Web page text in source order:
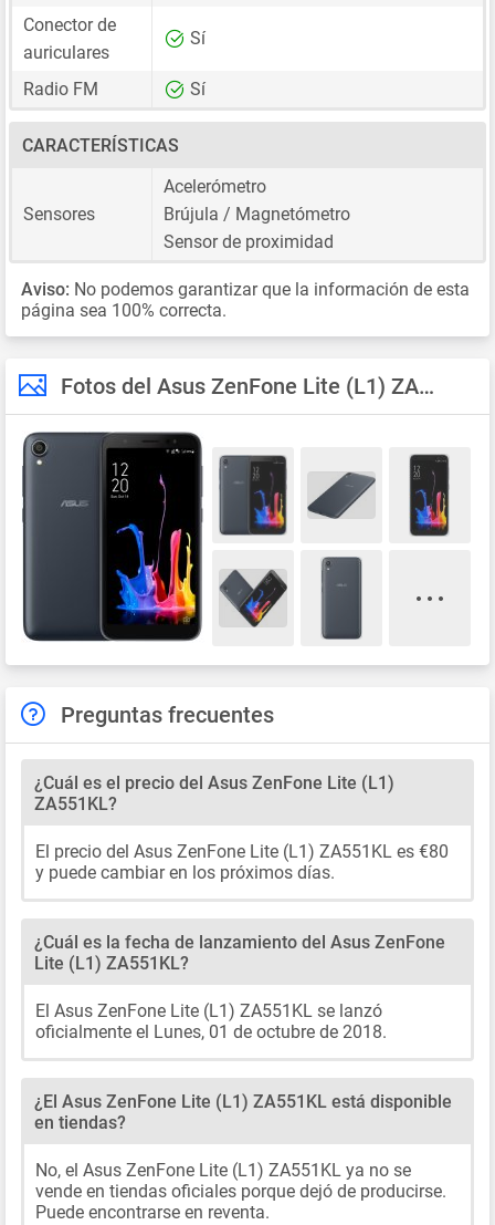
Conector de
auriculares
Sí
Radio FM Sí
CARACTERÍSTICAS
Sensores
Acelerómetro
Brújula / Magnetómetro
Sensor de proximidad
Aviso: No podemos garantizar que la información de esta
página sea 100% correcta.
Fotos del Asus ZenFone Lite (L1) ZA551KL
Preguntas frecuentes
¿Cuál es el precio del Asus ZenFone Lite (L1)
ZA551KL?
El precio del Asus ZenFone Lite (L1) ZA551KL es €80
y puede cambiar en los próximos días.
¿Cuál es la fecha de lanzamiento del Asus ZenFone
Lite (L1) ZA551KL?
El Asus ZenFone Lite (L1) ZA551KL se lanzó
oficialmente el Lunes, 01 de octubre de 2018.
¿El Asus ZenFone Lite (L1) ZA551KL está disponible
en tiendas?
No, el Asus ZenFone Lite (L1) ZA551KL ya no se
vende en tiendas oficiales porque dejó de producirse.
Puede encontrarse en reventa.